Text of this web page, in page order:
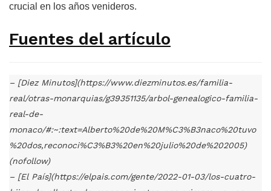
crucial en los años venideros.
Fuentes del artículo
– [Diez Minutos](https://www.diezminutos.es/familia-
real/otras-monarquias/g39351135/arbol-genealogico-familia-
real-de-
monaco/#:~:text=Alberto%20de%20M%C3%B3naco%20tuvo
%20dos,reconoci%C3%B3%20en%20julio%20de%202005)
(nofollow)
– [El País](https://elpais.com/gente/2022-01-03/los-cuatro-